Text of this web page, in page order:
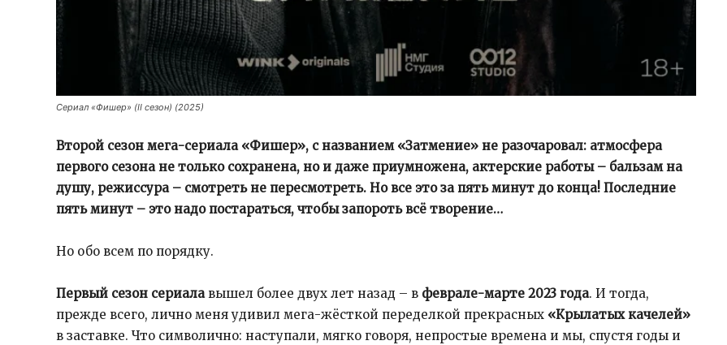
Сериал «Фишер» (II сезон) (2025)
Второй сезон мега-сериала «Фишер», с названием «Затмение» не разочаровал: атмосфера
первого сезона не только сохранена, но и даже приумножена, актерские работы – бальзам на
душу, режиссура – смотреть не пересмотреть. Но все это за пять минут до конца! Последние
пять минут – это надо постараться, чтобы запороть всё творение…
Но обо всем по порядку.
Первый сезон сериалавышел более двух лет назад – в феврале-марте 2023 года. И тогда,
прежде всего, лично меня удивил мега-жёсткой переделкой прекрасных «Крылатых качелей»
в заставке. Что символично: наступали, мягко говоря, непростые времена и мы, спустя годы и